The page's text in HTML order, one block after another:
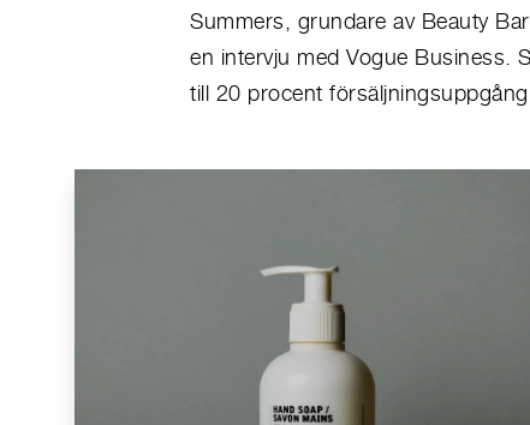
Summers, grundare av Beauty
en intervju med Vogue Business.
till 20 procent